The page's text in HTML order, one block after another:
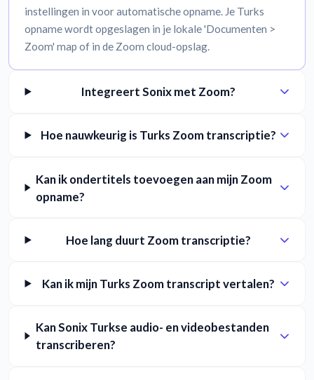
instellingen in voor automatische opname. Je Turks
opname wordt opgeslagen in je lokale 'Documenten >
Zoom' map of in de Zoom cloud-opslag.
Integreert Sonix met Zoom?
Hoe nauwkeurig is Turks Zoom transcriptie?
Kan ik ondertitels toevoegen aan mijn Zoom
opname?
Hoe lang duurt Zoom transcriptie?
Kan ik mijn Turks Zoom transcript vertalen?
Kan Sonix Turkse audio- en videobestanden
transcriberen?